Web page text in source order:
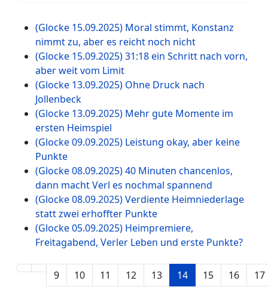
(Glocke 15.09.2025) Moral stimmt, Konstanz
nimmt zu, aber es reicht noch nicht
(Glocke 15.09.2025) 31:18 ein Schritt nach vorn,
aber weit vom Limit
(Glocke 13.09.2025) Ohne Druck nach
Jollenbeck
(Glocke 13.09.2025) Mehr gute Momente im
ersten Heimspiel
(Glocke 09.09.2025) Leistung okay, aber keine
Punkte
(Glocke 08.09.2025) 40 Minuten chancenlos,
dann macht Verl es nochmal spannend
(Glocke 08.09.2025) Verdiente Heimniederlage
statt zwei erhoffter Punkte
(Glocke 05.09.2025) Heimpremiere,
Freitagabend, Verler Leben und erste Punkte?
9 10 11 12 13 14 15 16 17